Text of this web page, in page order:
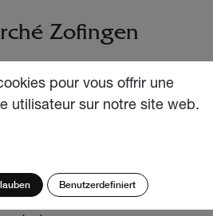
Zofingen
die Gaumenfreuden nicht zu
dieses Jahr wieder
dem grössten Bio-Festival
pour vous offrir une
utilisateur sur notre site web.
Benutzerdefiniert